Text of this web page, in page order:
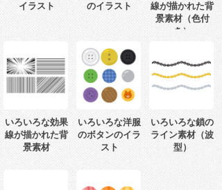
イラスト
のイラスト
線が描かれた背
景素材（色付
き）
いろいろな効果
線が描かれた背
景素材
いろいろな洋服
のボタンのイラ
スト
いろいろな鎖の
ライン素材（波
型）